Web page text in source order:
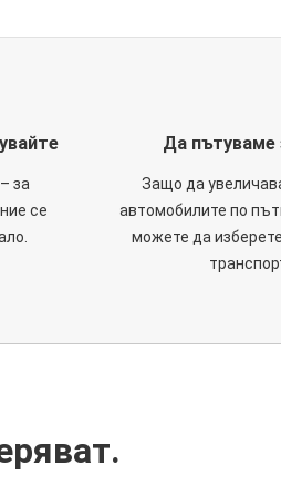
за
се
Да пътуваме
Защо да
автомобилите по
можете да